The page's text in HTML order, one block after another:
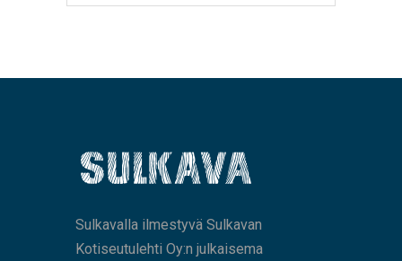
Sulkavalla ilmestyvä Sulkavan
Kotiseutulehti Oy:n julkaisema